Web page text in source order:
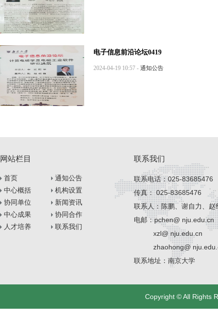
电子信息前沿论坛0419
2024-04-19 10:57 - 通知公告
网站栏目
首页
通知公告
中心概括
机构设置
协同单位
新闻资讯
中心成果
协同合作
人才培养
联系我们
联系我们
联系电话：025-83685476
传真： 025-83685476
联系人：陈鹏、谢自力、赵
电邮：pchen@ nju.edu.cn
xzl@ nju.edu.cn
zhaohong@
联系地址：南京大学
Copyright © All Rights